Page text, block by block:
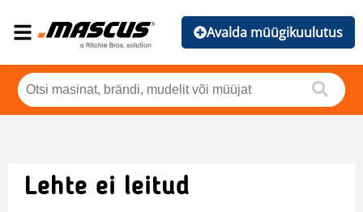
Avalda müügikuulutus
Lehte ei leitud